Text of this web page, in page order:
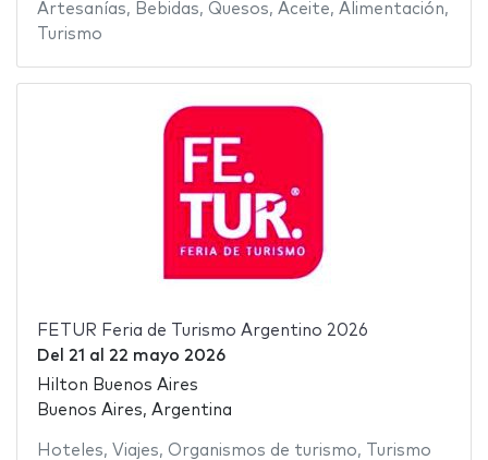
Artesanías, Bebidas, Quesos, Aceite, Alimentación,
Turismo
FETUR Feria de Turismo Argentino 2026
Del 21 al 22 mayo 2026
Hilton Buenos Aires
Buenos Aires, Argentina
Hoteles, Viajes, Organismos de turismo,
Turismo